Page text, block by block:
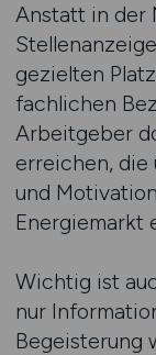
Anstatt in der
gezielten
fachlichen
Arbeitgeber
erreichen, die
und
Energiemarkt
Wichtig ist
nur
Begeisterung